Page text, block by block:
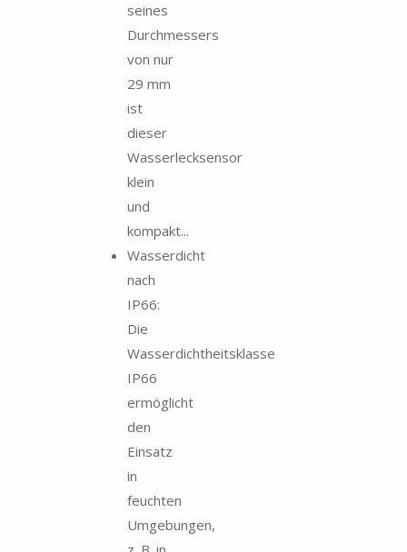
seines
Durchmessers
von nur
29 mm
ist
dieser
Wasserlecksensor
klein
und
kompakt...
Wasserdicht
nach
IP66:
Die
Wasserdichtheitsklasse
IP66
ermöglicht
den
Einsatz
in
feuchten
Umgebungen,